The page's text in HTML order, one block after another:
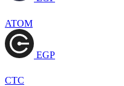
ATOM
EGP
CTC